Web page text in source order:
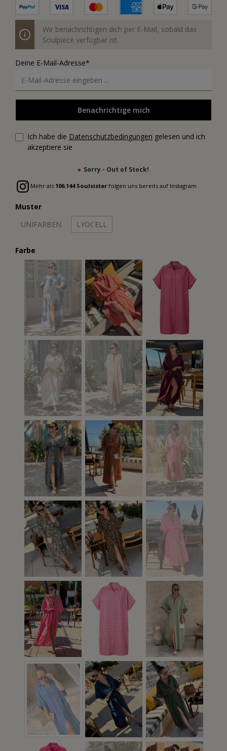
Wir benachrichtigen dich per E-Mail, sobald das
Soulpiece verfügbar ist.
Deine E-Mail-Adresse*
Benachrichtige mich
Ich habe die Datenschutzbedingungen gelesen und ich
akzeptiere sie
Sorry - Out of Stock!
Mehr als 106.144 Soulsisterfolgen uns bereits auf Instagram
Muster
UNIFARBEN
LYOCELL
Farbe